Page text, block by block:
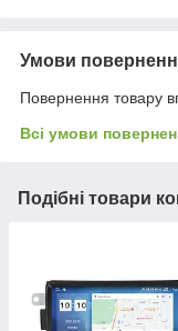
Умови
Повернення товару
Всі умови
Подібні товари